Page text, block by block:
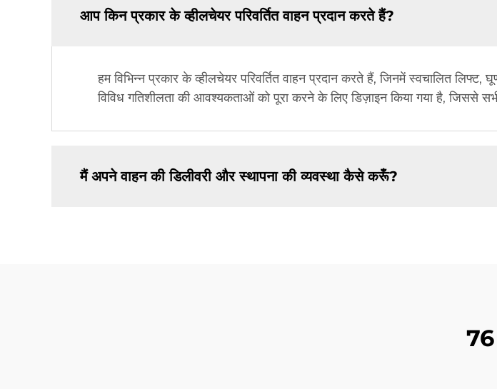
आप किन प्रकार के व्हीलचेयर परिवर्तित वाहन प्रदान करते हैं?
हम विभिन्न प्रकार के व्हीलचेयर परिवर्तित वाहन प्रदान करते हैं, जिनमें स्वचालित
विविध गतिशीलता की आवश्यकताओं को पूरा करने के लिए डिज़ाइन किया गया है, जिससे
मैं अपने वाहन की डिलीवरी और स्थापना की व्यवस्था कैसे करूँ?
76